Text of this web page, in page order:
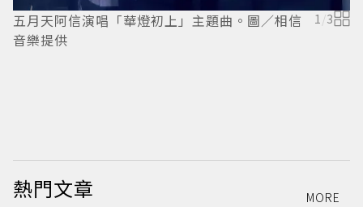
五月天阿信演唱「華燈初上」主題曲。圖／相信
音樂提供
1/3
熱門文章 MORE